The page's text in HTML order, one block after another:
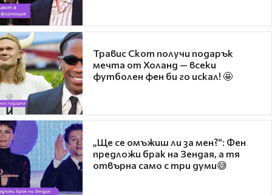
Травис Скот получи подарък
мечта от Холанд — всеки
футболен фен би го искал! 🤩
„Ще се омъжиш ли за мен?“: Фен
предложи брак на Зендая, а тя
отвърна само с три думи😅